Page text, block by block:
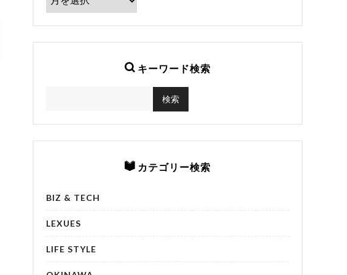
キーワード検索
カテゴリー検索
BIZ & TECH
LEXUES
LIFE STYLE